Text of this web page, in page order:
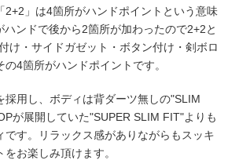
2+2」は4箇所がハンドポイントという意味
ハンドで後から2箇所が加わったので2+2と
け・サイドガゼット・ボタン付け・剣ボロ
4箇所がハンドポイントです。
採用し、ボディは背ダーツ無しの"SLIM
が展開していた"SUPER SLIM FIT"よりも
です。リラックス感がありながらもスッキ
お楽しみ頂けます。